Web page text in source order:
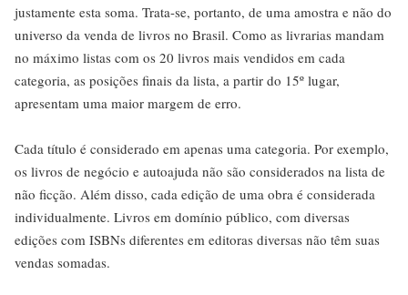
justamente esta soma. Trata-se, portanto, de uma amostra e não do
universo da venda de livros no Brasil. Como as livrarias mandam
no máximo listas com os 20 livros mais vendidos em cada
categoria, as posições finais da lista, a partir do 15º lugar,
apresentam uma maior margem de erro.
Cada título é considerado em apenas uma categoria. Por exemplo,
os livros de negócio e autoajuda não são considerados na lista de
não ficção. Além disso, cada edição de uma obra é considerada
individualmente. Livros em domínio público, com diversas
edições com ISBNs diferentes em editoras diversas não têm suas
vendas somadas.